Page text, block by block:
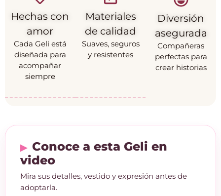
Hechas con
amor
Cada Geli está
diseñada para
acompañar
siempre
Materiales
de calidad
Suaves, seguros
y resistentes
Diversión
asegurada
Compañeras
perfectas para
crear historias
Conoce a esta Geli en
video
Mira sus detalles, vestido y expresión antes de
adoptarla.